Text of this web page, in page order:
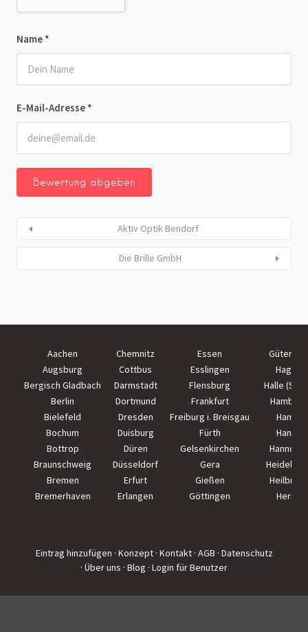
Name *
E-Mail-Adresse *
Aktiv Optik Bendorf
Die Brille GmbH
Aachen Chemnitz Essen
Augsburg
Cottbus Esslingen
Hagen
Bergisch Gladbach
Darmstadt Flensburg
Halle
Berlin
Dortmund Frankfurt
Hamburg
Bielefeld
Dresden Freiburg i. Breisgau
Hamm
Bochum
Duisburg Fürth
Hanau
Bottrop
Düren Gelsenkirchen
Hannover
Braunschweig
Düsseldorf Gera
Bremen
Erfurt Gießen
Heilbronn
Bremerhaven
Erlangen Göttingen Herne
Eintrag hinzufügen · Konzept · Kontakt · AGB · Datenschutz
· Über uns · Blog · Login für Benutzer